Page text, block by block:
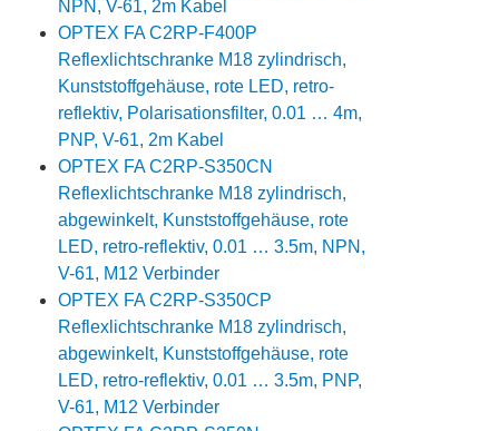
NPN, V-61, 2m Kabel
OPTEX FA C2RP-F400P
Reflexlichtschranke M18 zylindrisch,
Kunststoffgehäuse, rote LED, retro-
reflektiv, Polarisationsfilter, 0.01 … 4m,
PNP, V-61, 2m Kabel
OPTEX FA C2RP-S350CN
Reflexlichtschranke M18 zylindrisch,
abgewinkelt, Kunststoffgehäuse, rote
LED, retro-reflektiv, 0.01 … 3.5m, NPN,
V-61, M12 Verbinder
OPTEX FA C2RP-S350CP
Reflexlichtschranke M18 zylindrisch,
abgewinkelt, Kunststoffgehäuse, rote
LED, retro-reflektiv, 0.01 … 3.5m, PNP,
V-61, M12 Verbinder